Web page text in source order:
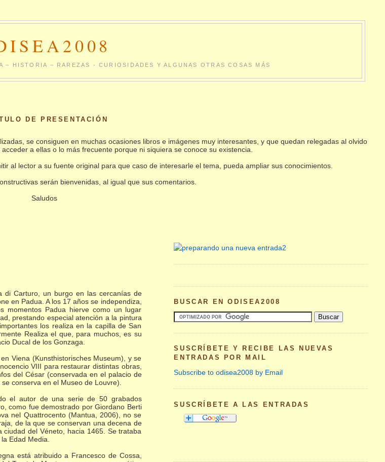
HISTORIA – RAREZAS - CURIOSIDADES Y ALGUNAS OTRAS COSAS MÁS
DE PRESENTACIÓN
se consiguen en muchas ocasiones libros e imágenes muy interesantes, y que quedan relegadas al olvido
a ellas o lo más frecuente porque ni siquiera se conoce su existencia.
al lector a su fuente original para que caso de interesarle el tema, pueda ampliar sus conocimientos.
serán bienvenidas, al igual que sus comentarios.
Saludos
di Carturo, un burgo en las cercanías de
en Padua. A los 17 años se independiza,
momentos Padua hierve como un lugar
prestando especial atención a la pintura
los realiza en la capilla de San
Realiza el que, para muchos, es su
Ducal de los Gonzaga.
Viena (Kunsthistorisches Museum), y se
VIII para restaurar distintas obras,
del César (conservada en el palacio de
conserva en el Museo de Louvre).
el autor de una serie de 50 grabados
como fue demostrado por Giordano Berti
nel Quattrocento (Mantua, 2006), no se
de la que se conservan una decena de
del Véneto, hacia 1465. Se trataba
Edad Media.
está atribuido a Francesco de Cossa,
BUSCAR EN ODISEA2008
SUSCRÍBETE Y RECIBE LAS NUEVAS
ENTRADAS POR MAIL
Subscribe to odisea2008 by Email
SUSCRÍBETE A LAS ENTRADAS